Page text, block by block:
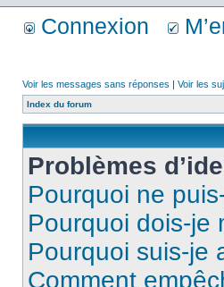
Connexion
Voir les messages sans réponses | Voir les
Index du forum
Problèmes
Pourquoi ne
Pourquoi dois-je
Pourquoi suis-je
Comment